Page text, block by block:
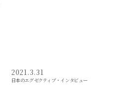
2021.3.31
日本のエグゼクティブ・インタビュー